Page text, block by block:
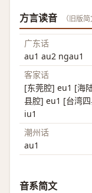
方言读音 （旧版简
广东话
au1 au2 ngau1
客家话
[东莞腔] eu1 [海
县腔] eu1 [台湾
iu1
潮州话
au1
音系简文